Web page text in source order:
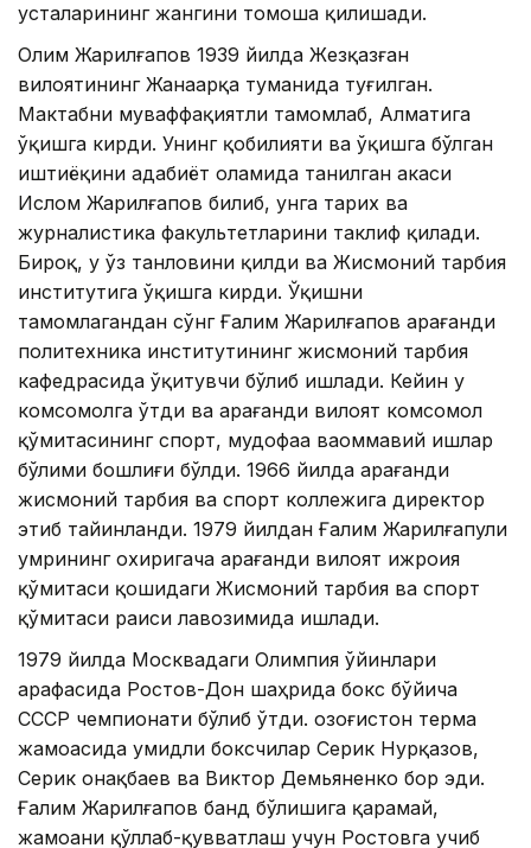
усталарининг жангини томоша қилишади.
Олим Жарилғапов 1939 йилда Жезқазған
вилоятининг Жанаарқа туманида туғилган.
Мактабни муваффақиятли тамомлаб, Алматига
ўқишга кирди. Унинг қобилияти ва ўқишга бўлган
иштиёқини адабиёт оламида танилган акаси
Ислом Жарилғапов билиб, унга тарих ва
журналистика факультетларини таклиф қилади.
Бироқ, у ўз танловини қилди ва Жисмоний тарбия
институтига ўқишга кирди. Ўқишни
тамомлагандан сўнг Ғалим Жарилғапов Қарағанди
политехника институтининг жисмоний тарбия
кафедрасида ўқитувчи бўлиб ишлади. Кейин у
комсомолга ўтди ва Қарағанди вилоят комсомол
қўмитасининг спорт, мудофаа ваоммавий ишлар
бўлими бошлиғи бўлди. 1966 йилда Қарағанди
жисмоний тарбия ва спорт коллежига директор
этиб тайинланди. 1979 йилдан Ғалим Жарилғапули
умрининг охиригача Қарағанди вилоят ижроия
қўмитаси қошидаги Жисмоний тарбия ва спорт
қўмитаси раиси лавозимида ишлади.
1979 йилда Москвадаги Олимпия ўйинлари
арафасида Ростов-Дон шаҳрида бокс бўйича
СССР чемпионати бўлиб ўтди. Қозоғистон терма
жамоасида умидли боксчилар Серик Нурқазов,
Серик Қонақбаев ва Виктор Демьяненко бор эди.
Ғалим Жарилғапов банд бўлишига қарамай,
жамоани қўллаб-қувватлаш учун Ростовга учиб